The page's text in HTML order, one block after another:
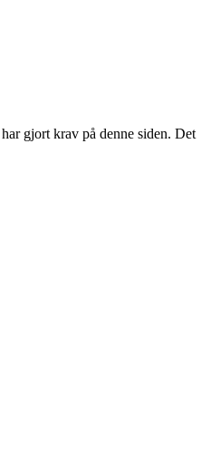
gjort krav på denne siden. Det